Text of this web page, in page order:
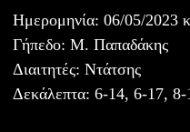
Ημερομηνία: 06/05/2023
Γήπεδο: Μ. Παπαδάκης
Διαιτητές: Ντάτσης
Δεκάλεπτα: 6-14, 6-17,